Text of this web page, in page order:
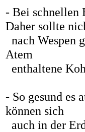
- Bei schnellen
Daher sollte
nach Wespen
Atem
enthaltene
- So gesund es
können sich
auch in der